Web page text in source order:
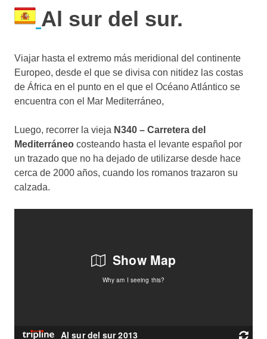
Al sur del sur.
Viajar hasta el extremo más meridional del continente
Europeo, desde el que se divisa con nitidez las costas
de África en el punto en el que el Océano Atlántico se
encuentra con el Mar Mediterráneo,
Luego, recorrer la vieja N340 – Carretera del
Mediterráneo costeando hasta el levante español por
un trazado que no ha dejado de utilizarse desde hace
cerca de 2000 años, cuando los romanos trazaron su
calzada.